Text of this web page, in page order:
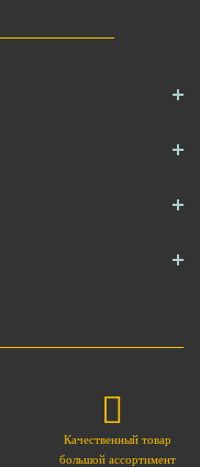
Качественный товар
большой ассортимент